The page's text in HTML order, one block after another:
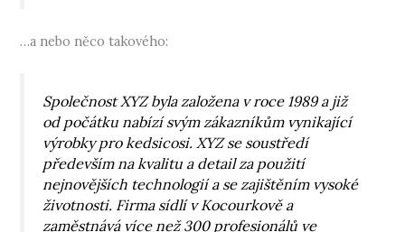
…a nebo něco takového:
Společnost XYZ byla založena v roce 1989 a již
od počátku nabízí svým zákazníkům vynikající
výrobky pro kedsicosi. XYZ se soustředí
především na kvalitu a detail za použití
nejnovějších technologií a se zajištěním vysoké
životnosti. Firma sídlí v Kocourkově a
zaměstnává více než 300 profesionálů ve